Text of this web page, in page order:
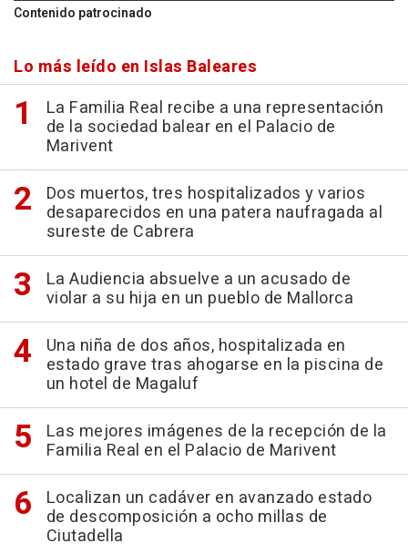
Contenido patrocinado
Lo más leído en Islas Baleares
La Familia Real recibe a una representación
de la sociedad balear en el Palacio de
Marivent
Dos muertos, tres hospitalizados y varios
desaparecidos en una patera naufragada al
sureste de Cabrera
La Audiencia absuelve a un acusado de
violar a su hija en un pueblo de Mallorca
Una niña de dos años, hospitalizada en
estado grave tras ahogarse en la piscina de
un hotel de Magaluf
Las mejores imágenes de la recepción de la
Familia Real en el Palacio de Marivent
Localizan un cadáver en avanzado estado
de descomposición a ocho millas de
Ciutadella